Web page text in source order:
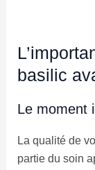
basilic
Le moment
La qualité de
partie du soin